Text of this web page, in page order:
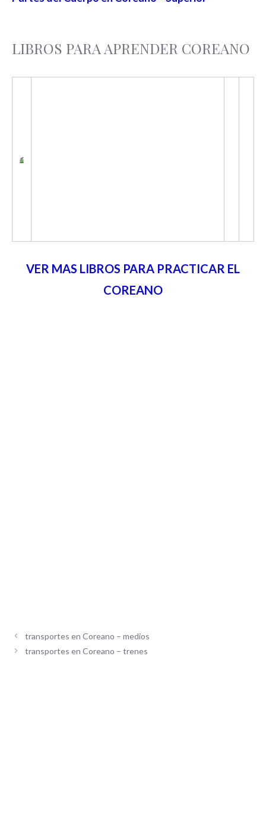
LIBROS PARA APRENDER COREANO
VER MAS LIBROS PARA PRACTICAR EL
COREANO
transportes en Coreano – medios
transportes en Coreano – trenes